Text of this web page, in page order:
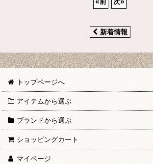
新着情報
トップページへ
アイテムから選ぶ
ブランドから選ぶ
ショッピングカート
マイページ